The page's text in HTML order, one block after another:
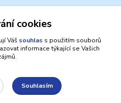
cookies
Váš souhlas s použitím souborů
informace týkající se Vašich
Souhlasím